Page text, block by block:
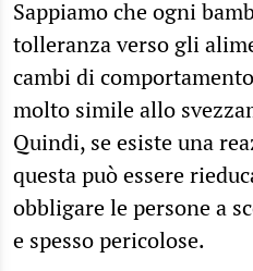
Sappiamo che ogni
tolleranza verso gli
cambi di
molto simile allo
Quindi, se esiste una
questa può essere
obbligare le persone a
e spesso pericolose.